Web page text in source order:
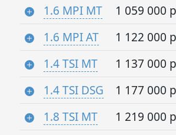
1.6 MPI MT
1 059 000
1.6 MPI AT
1 122 000
1.4 TSI MT
1 137 000
1.4 TSI DSG
1 177 000
1.8 TSI MT
1 219 000